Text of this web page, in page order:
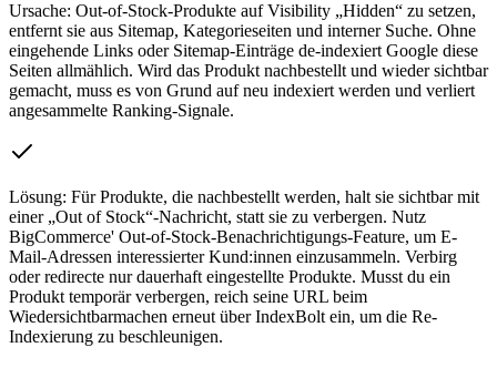
Ursache: Out-of-Stock-Produkte auf Visibility „Hidden“ zu setzen,
entfernt sie aus Sitemap, Kategorieseiten und interner Suche. Ohne
eingehende Links oder Sitemap-Einträge de-indexiert Google diese
Seiten allmählich. Wird das Produkt nachbestellt und wieder sichtbar
gemacht, muss es von Grund auf neu indexiert werden und verliert
angesammelte Ranking-Signale.
Lösung: Für Produkte, die nachbestellt werden, halt sie sichtbar mit
einer „Out of Stock“-Nachricht, statt sie zu verbergen. Nutz
BigCommerce' Out-of-Stock-Benachrichtigungs-Feature, um E-
Mail-Adressen interessierter Kund:innen einzusammeln. Verbirg
oder redirecte nur dauerhaft eingestellte Produkte. Musst du ein
Produkt temporär verbergen, reich seine URL beim
Wiedersichtbarmachen erneut über IndexBolt ein, um die Re-
Indexierung zu beschleunigen.